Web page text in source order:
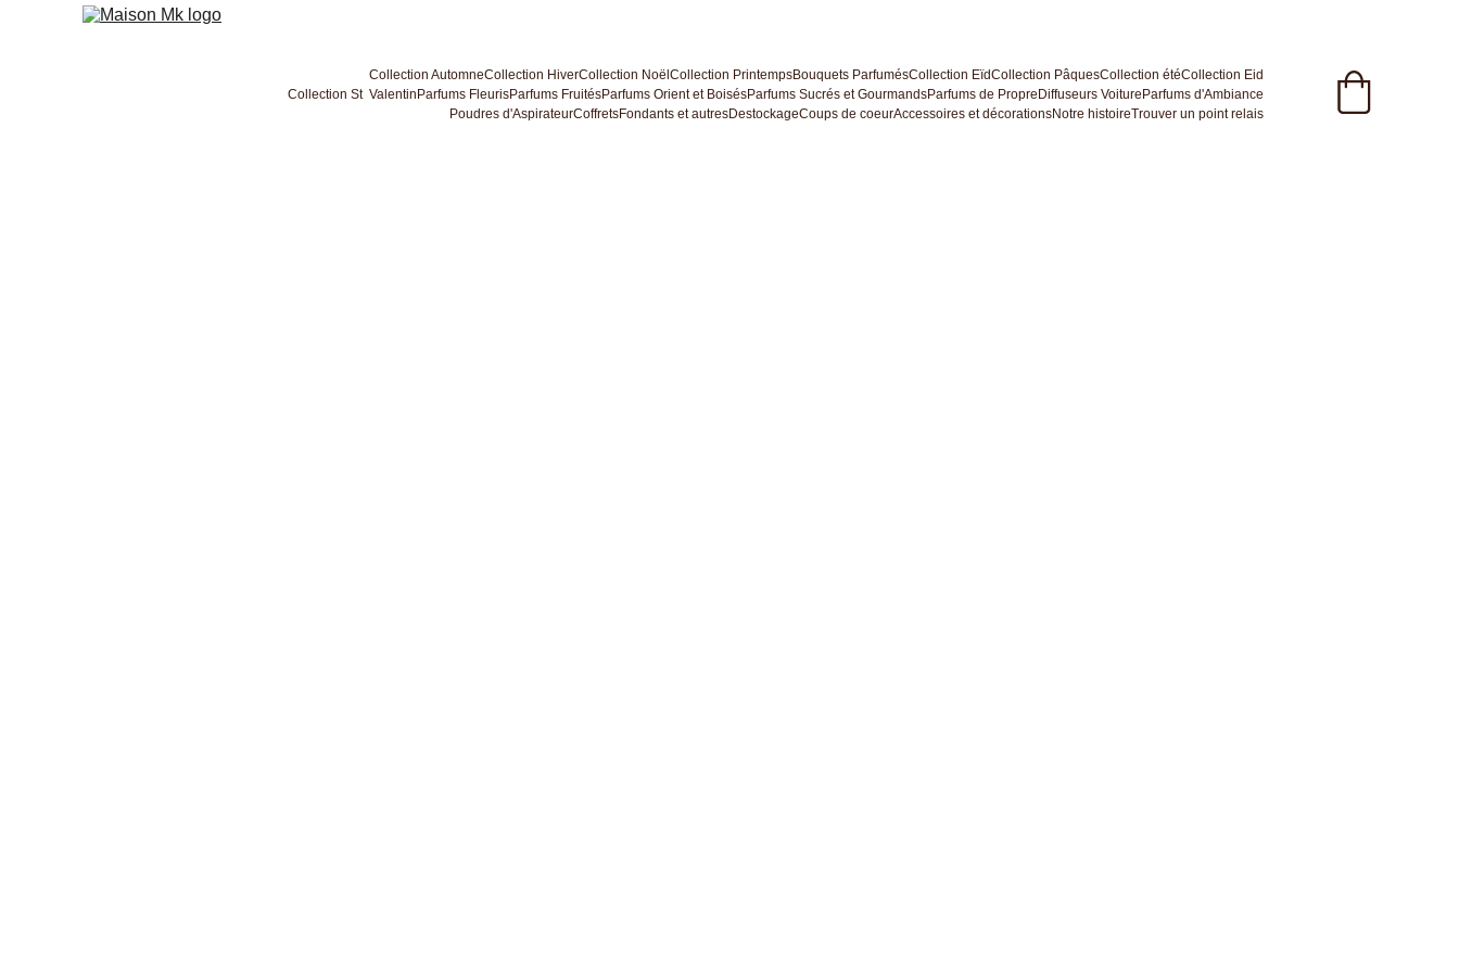
Collection AutomneCollection HiverCollection NoëlCollection PrintempsBouquets ParfumésCollection EïdCollection PâquesCollection étéCollection Eid
Collection St  ValentinParfums FleurisParfums FruitésParfums Orient et BoisésParfums Sucrés et GourmandsParfums de PropreDiffuseurs VoitureParfums d'Ambiance
Poudres d'AspirateurCoffretsFondants et autresDestockageCoups de coeurAccessoires et décorationsNotre histoireTrouver un point relais